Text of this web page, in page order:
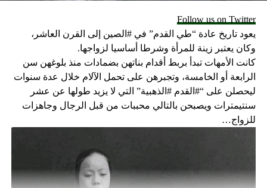
على وفاته.
RELATED TOPICS:
UP
جميع المنازعين والذين يعانون…صلاة قادرة على
DON'T MISS
البابا فرنسيس: المسيحيون والمسلمون يؤمنون بإله خالق
Follow us on Twitter
يعود تاريخ عادة “طي القدم” في #الصين إلى القرن العاشر،
وكان يعتبر زينة للمرأة وشرطا أساسيا لزواجها.
كانت الأمهات تبدأ بربط أقدام بناتهن بضمادات منذ بلوغهن سن
الرابعة أو الخامسة، وتجبرهن على تحمل الآلام خلال عدة سنوات
ليحصلن على “#القدم #الذهبية” التي لا يزيد طولها عن عشر
سنتيمترات ويصبحن بالتالي محببات من قبل الرجال وجاهزات
للزواج…